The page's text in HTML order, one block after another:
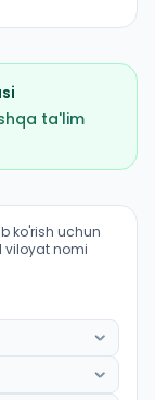
ta'lim
OTM lar
ko'rish uchun
nomi